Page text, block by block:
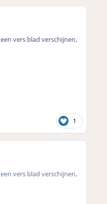
vers blad verschijnen,
1
vers blad verschijnen,